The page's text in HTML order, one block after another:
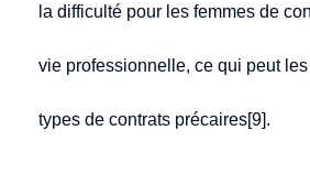
la difficulté pour les femmes de
vie professionnelle, ce qui peut
types de contrats précaires[9].